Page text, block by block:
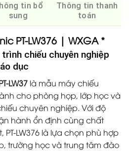
tin bổ
sung
Thông tin thanh
toán
PT-LW376 | WXGA *
trình chiếu chuyên nghiệp
dục
LW37 là mẫu máy chiếu
cho phòng họp, lớp học và
chuyên nghiệp. Với độ
hành ổn định cùng chất
LW376 là lựa chọn phù hợp
trường học và trung tâm đào